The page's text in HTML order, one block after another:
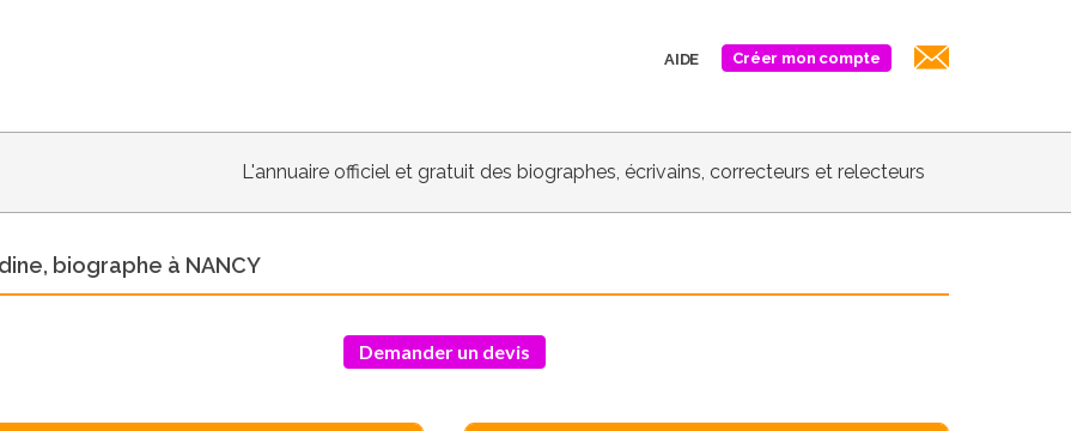
AIDE Créer mon compte
L'annuaire officiel et gratuit des biographes, écrivains, correcteurs et relecteurs
biographe à NANCY
Demander un devis